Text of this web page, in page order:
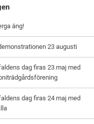
äng!
23 augusti
dag firas 23 maj med
dag firas 24 maj med